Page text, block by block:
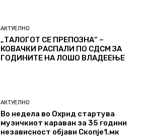
АКТУЕЛНО
„ТАЛОГОТ СЕ ПРЕПОЗНА“ –
КОВАЧКИ РАСПАЛИ ПО СДСМ ЗА
ГОДИНИТЕ НА ЛОШО ВЛАДЕЕЊЕ
АКТУЕЛНО
Во недела во Охрид стартува
музичкиот караван за 35 години
независност објави Скопје1.мк